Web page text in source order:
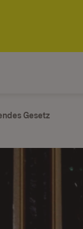
Gesetz